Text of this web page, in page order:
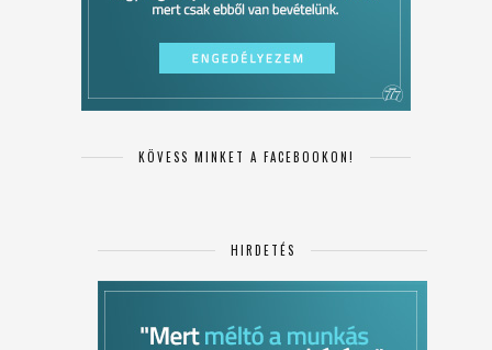
KÖVESS MINKET A FACEBOOKON!
HIRDETÉS